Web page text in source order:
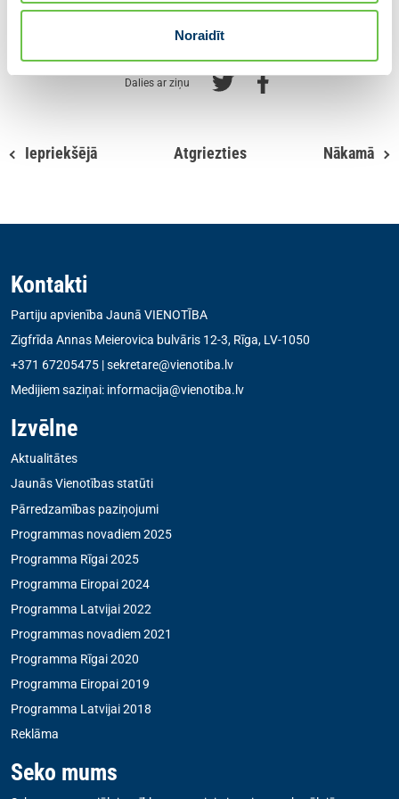
Noraidīt
atklāj Andrejs Judins.
Dalies ar ziņu
Iepriekšējā Atgriezties Nākamā
Kontakti
Partiju apvienība Jaunā VIENOTĪBA
Zigfrīda Annas Meierovica bulvāris 12-3, Rīga, LV-1050
+371 67205475 |sekretare@vienotiba.lv
Medijiem saziņai: informacija@vienotiba.lv
Izvēlne
Aktualitātes
Jaunās Vienotības statūti
Pārredzamības paziņojumi
Programmas novadiem 2025
Programma Rīgai 2025
Programma Eiropai 2024
Programma Latvijai 2022
Programmas novadiem 2021
Programma Rīgai 2020
Programma Eiropai 2019
Programma Latvijai 2018
Reklāma
Seko mums